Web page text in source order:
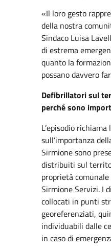
«Il loro gesto
della nostra
Sindaco Luisa
di estrema
quanto la
possano davvero
Defibrillatori sul
perché sono
L’episodio richiama
sull’importanza
Sirmione sono
distribuiti sul
proprietà
Sirmione Servizi. I
collocati in punti
georeferenziati,
individuabili dalle
in caso di